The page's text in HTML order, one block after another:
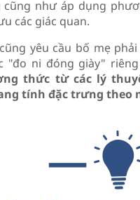
như áp dụng
các giác quan.
yêu cầu bố mẹ
"đo ni đóng giày"
thức từ các lý
tính đặc trưng theo